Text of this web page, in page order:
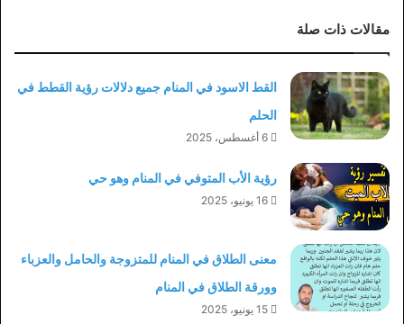
مقالات ذات صلة
القط الاسود في المنام جميع دلالات رؤية القطط في
الحلم
6 أغسطس، 2025
رؤية الأب المتوفي في المنام وهو حي
16 يونيو، 2025
معنى الطلاق في المنام للمتزوجة والحامل والعزباء
وورقة الطلاق في المنام
15 يونيو، 2025